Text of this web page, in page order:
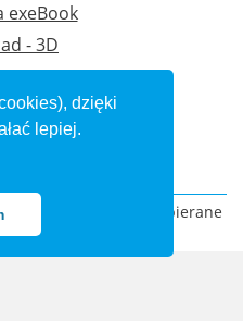
dzięki
lepiej.
exeBook
- 3D
US
. Wspierane